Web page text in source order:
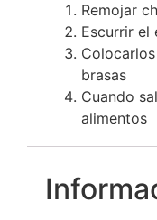
Remojar
Escurrir el
brasas
Cuando
alimentos